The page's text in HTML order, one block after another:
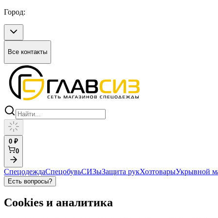
Город:
Все контакты
0 ₽
0
СпецодеждаСпецобувьСИЗыЗащита рукХозтоварыУкрывной
Есть вопросы?
Cookies и аналитика